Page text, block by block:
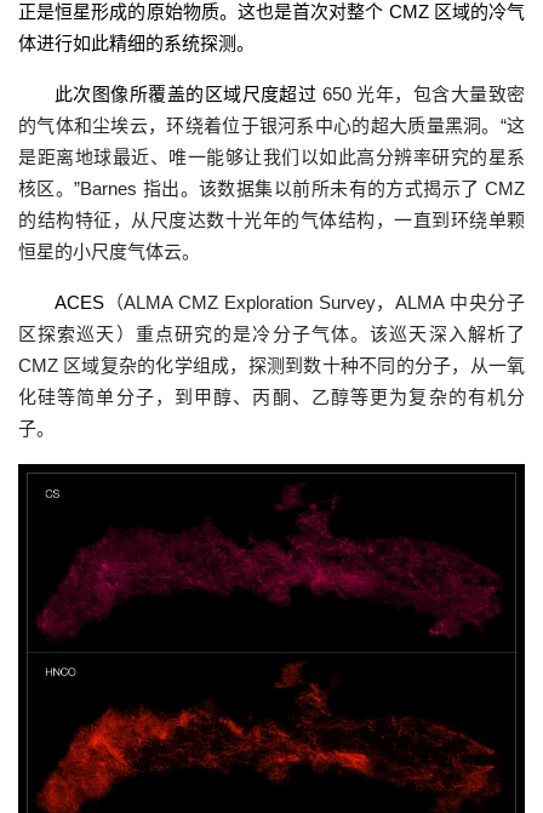
正是恒星形成的原始物质。这也是首次对整个 CMZ 区域的冷气
体进行如此精细的系统探测。
此次图像所覆盖的区域尺度超过 650 光年，包含大量致密
的气体和尘埃云，环绕着位于银河系中心的超大质量黑洞。“这
是距离地球最近、唯一能够让我们以如此高分辨率研究的星系
核区。”Barnes 指出。该数据集以前所未有的方式揭示了 CMZ
的结构特征，从尺度达数十光年的气体结构，一直到环绕单颗
恒星的小尺度气体云。
ACES （ALMA CMZ Exploration Survey，ALMA 中央分子
区探索巡天）重点研究的是冷分子气体。该巡天深入解析了
CMZ 区域复杂的化学组成，探测到数十种不同的分子，从一氧
化硅等简单分子，到甲醇、丙酮、乙醇等更为复杂的有机分
子。